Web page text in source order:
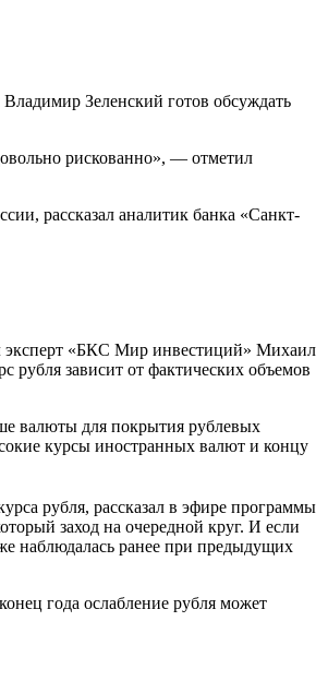
Зеленский готов обсуждать
рискованно», — отметил
рассказал аналитик банка «Санкт-
эксперт «БКС Мир инвестиций» Михаил
рубля зависит от фактических объемов
валюты для покрытия рублевых
курсы иностранных валют и концу
рубля, рассказал в эфире программы
заход на очередной круг. И если
наблюдалась ранее при предыдущих
года ослабление рубля может